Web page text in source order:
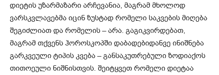
დიეტის უზარმაზარი არჩევანია, მაგრამ მხოლოდ
ვარსკვლავებმა იცინ ზუსტად რომელი საკვების მიღება
შეგიძლიათ და რომელის – არა. გაგიკვირდებათ,
მაგრამ თქვენს ჰოროსკოპში დაბადებიდანვე ინიშნება
გარკვეული ტიპის კვება – განსაკუთრებული ზოდიაქოს
თითოეული ნიშნისთვის. შეიტყვეთ რომელი დიეტაა